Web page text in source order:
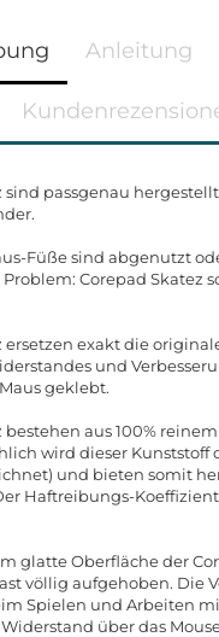
Anleitung
sind passgenau
Füße sind abgenutzt
Problem: Corepad Skatez
ersetzen exakt die
und
geklebt.
bestehen aus 100%
wird dieser
und bieten somit
Haftreibungs-
glatte Oberfläche der
völlig aufgehoben. Die
Spielen und Arbeiten
über das